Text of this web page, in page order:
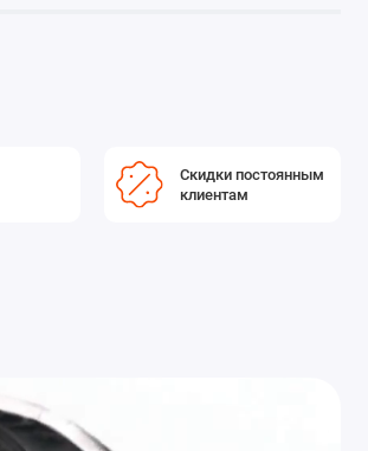
Скидки постоянным
клиентам